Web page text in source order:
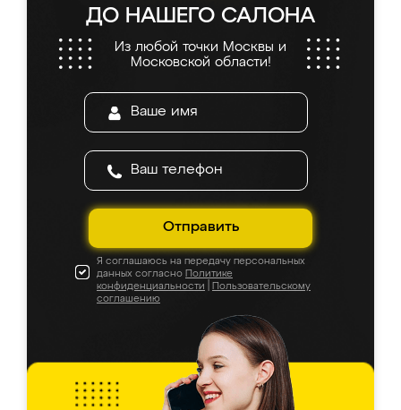
ДО НАШЕГО САЛОНА
Из любой точки Москвы и
Московской области!
Отправить
Я соглашаюсь на передачу персональных
данных согласно Политике
конфиденциальности
Пользовательскому
соглашению